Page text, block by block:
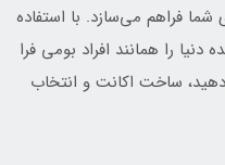
شما فراهم می‌سازد. با استفاده
می‌توانید 160 زبان زنده دنیا را همانند افراد بومی فرا
دهید، ساخت اکانت و انتخاب